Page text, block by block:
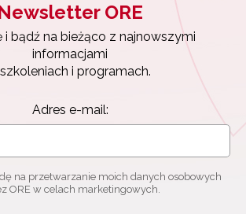
ORE
i bądź na bieżąco z najnowszymi
informacjami
i programach.
Adres e-mail:
na przetwarzanie moich danych osobowych
ORE w celach marketingowych.
na przetwarzanie moich danych
ORE w celach marketingowych.